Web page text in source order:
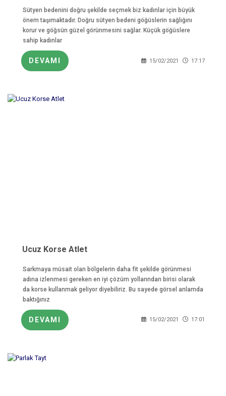
Sütyen bedenini doğru şekilde seçmek biz kadınlar için büyük
önem taşımaktadır. Doğru sütyen bedeni göğüslerin sağlığını
korur ve göğsün güzel görünmesini sağlar. Küçük göğüslere
sahip kadınlar
DEVAMI 15/02/2021 17:17
Ucuz Korse Atlet
Sarkmaya müsait olan bölgelerin daha fit şekilde görünmesi
adına izlenmesi gereken en iyi çözüm yollarından birisi olarak
da korse kullanmak geliyor diyebiliriz. Bu sayede görsel anlamda
baktığınız
DEVAMI 15/02/2021 17:01